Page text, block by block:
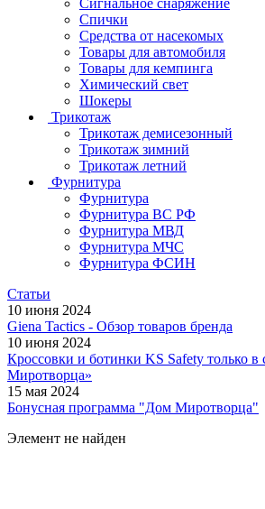
Сигнальное снаряжение
Спички
Средства от насекомых
Товары для автомобиля
Товары для кемпинга
Химический свет
Шокеры
Трикотаж
Трикотаж демисезонный
Трикотаж зимний
Трикотаж летний
Фурнитура
Фурнитура
Фурнитура ВС РФ
Фурнитура МВД
Фурнитура МЧС
Фурнитура ФСИН
Статьи
10 июня 2024
Giena Tactics - Обзор товаров бренда
10 июня 2024
Кроссовки и ботинки KS Safety только в
Миротворца»
15 мая 2024
Бонусная программа "Дом Миротворца"
Элемент не найден